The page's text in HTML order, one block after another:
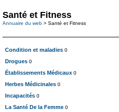
Santé et Fitness
Annuaire du web > Santé et Fitness
Condition et maladies 0
Drogues 0
Établissements Médicaux 0
Herbes Médicinales 0
Incapacités 0
La Santé De la Femme 0